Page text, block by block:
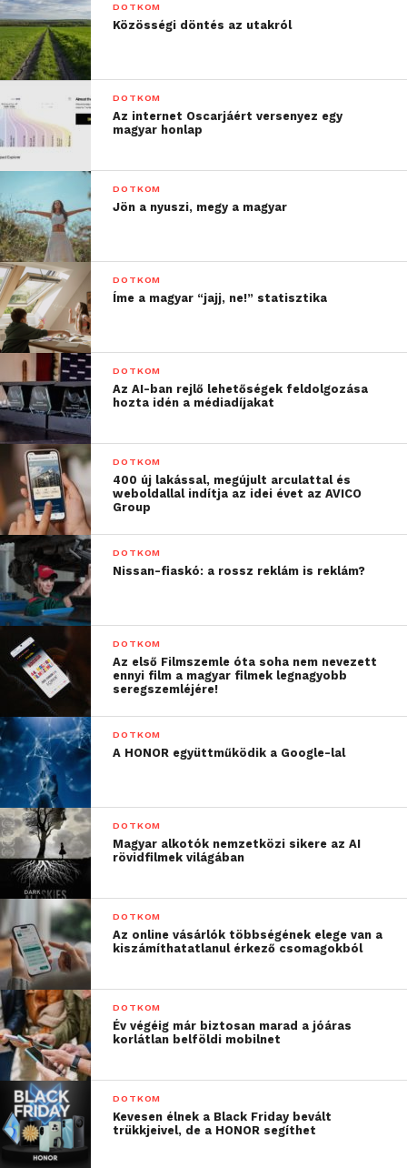
hogy mindez egyszerre
szolgálja az erősebb
társadalmi kohéziót, és
az előrelépést a
mindennapok valamennyi
területén. Digitális
szolgáltatóként
küldetésünk, hogy
eszközökkel,
szolgáltatásokkal,
technológiákkal vagy
akár az edukáció révén
mindenkit
hozzásegítsünk az általa
érzékelt akadályok
leküzdéséhez
– emelte ki Pereszlényi Zoltán, a Telekom
kereskedelmi vezérigazgató-helyettese.
A filmben két különböző világban élő, egymástól
üvegfallal elválasztott kislány barátsága elevenedik
meg, ami akár napjaink metaforája is lehet. A
történet egyszerre időtlen és nagyon aktuális
üzenete, hogy ha egy pillanatra megállunk és körbe
nézünk, megtalálhatjuk a módját, hogy túllépjünk a
saját határainkon – hiszen mindannyian egy
korlátok nélküli világban szeretnénk élni.
„ Újszerű
megközelítésekre,
digitalizáció révén
megvalósuló társadalmi
innovációkra van
szükség, hogy a
korlátainkat
meghaladjuk, és hogy a
technológia kínálta
lehetőségek mindenkihez
eljussanak. Egyre inkább
jelen van az eltérő
digitális tudásból adódó
DOTKOM
Közösségi döntés az utakról
DOTKOM
Az internet Oscarjáért versenyez egy
magyar honlap
DOTKOM
Jön a nyuszi, megy a magyar
DOTKOM
Íme a magyar “jajj, ne!” statisztika
DOTKOM
Az AI-ban rejlő lehetőségek feldolgozása
hozta idén a médiadíjakat
DOTKOM
400 új lakással, megújult arculattal és
weboldallal indítja az idei évet az AVICO
Group
DOTKOM
Nissan-fiaskó: a rossz reklám is reklám?
DOTKOM
Az első Filmszemle óta soha nem nevezett
ennyi film a magyar filmek legnagyobb
seregszemléjére!
DOTKOM
A HONOR együttműködik a Google-lal
DOTKOM
Magyar alkotók nemzetközi sikere az AI
rövidfilmek világában
DOTKOM
Az online vásárlók többségének elege van a
kiszámíthatatlanul érkező csomagokból
DOTKOM
Év végéig már biztosan marad a jóáras
korlátlan belföldi mobilnet
DOTKOM
Kevesen élnek a Black Friday bevált
trükkjeivel, de a HONOR segíthet